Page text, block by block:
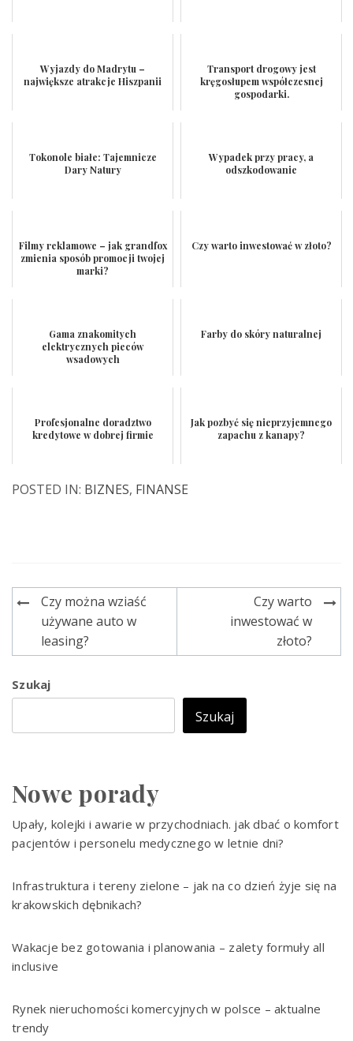
Wyjazdy do Madrytu –
największe atrakcje Hiszpanii
Transport drogowy jest
kręgosłupem współczesnej
gospodarki.
Tokonole białe: Tajemnicze
Dary Natury
Wypadek przy pracy, a
odszkodowanie
Filmy reklamowe – jak grandfox
zmienia sposób promocji twojej
marki?
Czy warto inwestować w złoto?
Gama znakomitych
elektrycznych pieców
wsadowych
Farby do skóry naturalnej
Profesjonalne doradztwo
kredytowe w dobrej firmie
Jak pozbyć się nieprzyjemnego
zapachu z kanapy?
POSTED IN: BIZNES, FINANSE
Nawigacja
wpisu
Czy można wziaść
używane auto w
leasing?
Czy warto
inwestować w
złoto?
Szukaj
Szukaj
Nowe porady
Upały, kolejki i awarie w przychodniach. jak dbać o komfort
pacjentów i personelu medycznego w letnie dni?
Infrastruktura i tereny zielone – jak na co dzień żyje się na
krakowskich dębnikach?
Wakacje bez gotowania i planowania – zalety formuły all
inclusive
Rynek nieruchomości komercyjnych w polsce – aktualne
trendy